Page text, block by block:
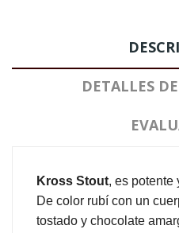
DETALLES
Kross Stout, es potente
De color rubí con un
tostado y chocolate